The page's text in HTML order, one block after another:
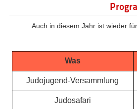
Auch in diesem Jahr ist wieder
Was
Judojugend-Versammlung
Judosafari